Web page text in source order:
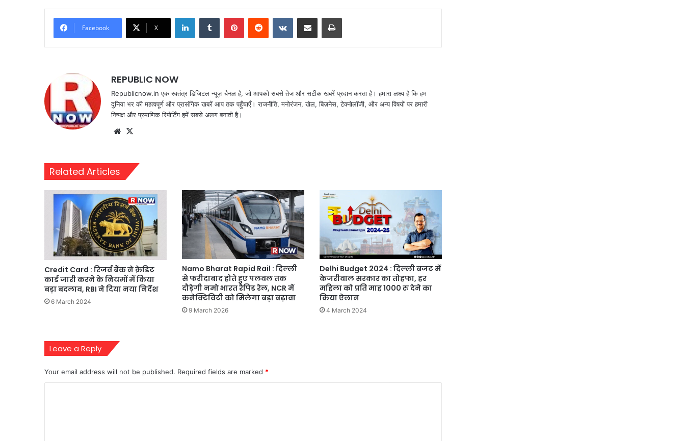
Facebook X
LinkedInTumblr PinterestReddit VKontakteShare via Email Print
REPUBLIC NOW
Republicnow.in एक स्वतंत्र डिजिटल न्यूज़ चैनल है, जो आपको सबसे तेज और सटीक खबरें प्रदान करता है। हमारा लक्ष्य है कि हम
दुनिया भर की महत्वपूर्ण और प्रासंगिक खबरें आप तक पहुँचाएँ। राजनीति, मनोरंजन, खेल, बिज़नेस, टेक्नोलॉजी, और अन्य विषयों पर हमारी
निष्पक्ष और प्रमाणिक रिपोर्टिंग हमें सबसे अलग बनाती है।
Website
Related Articles
Credit Card : रिजर्व बैंक ने क्रेडिट
कार्ड जारी करने के नियमों में किया
बड़ा बदलाव, RBI ने दिया नया निर्देश
6 March 2024
Namo Bharat Rapid Rail : दिल्ली
से फरीदाबाद होते हुए पलवल तक
दौड़ेगी नमो भारत रैपिड रेल, NCR में
कनेक्टिविटी को मिलेगा बड़ा बढ़ावा
9 March 2026
Delhi Budget 2024 : दिल्ली बजट में
केजरीवाल सरकार का तोहफा, हर
महिला को प्रति माह 1000 रु देने का
किया ऐलान
4 March 2024
Leave a Reply
Your email address will not be published. Required fields are marked *